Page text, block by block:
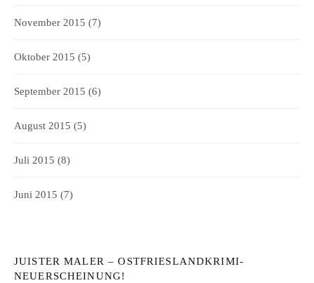
November 2015 (7)
Oktober 2015 (5)
September 2015 (6)
August 2015 (5)
Juli 2015 (8)
Juni 2015 (7)
JUISTER MALER – OSTFRIESLANDKRIMI-
NEUERSCHEINUNG!